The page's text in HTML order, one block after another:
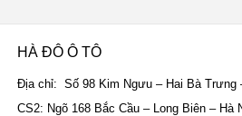
HÀ ĐÔ Ô TÔ
Địa chỉ: Số 98 Kim Ngưu – Hai Bà Trưng
CS2: Ngõ 168 Bắc Cầu – Long Biên – Hà